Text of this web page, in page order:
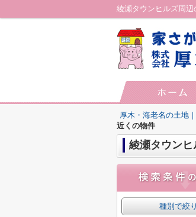
綾瀬タウンヒルズ周
厚木・海老名の土地
近くの物件
綾瀬タウン
種別で絞